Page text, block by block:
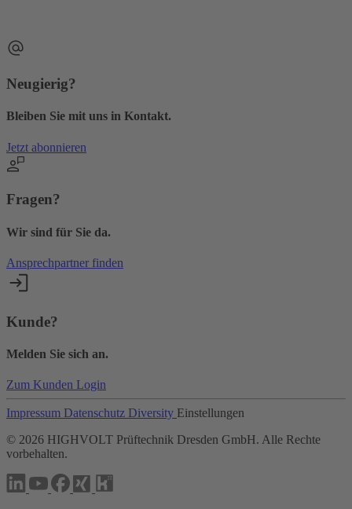
Neugierig?
Bleiben Sie mit uns in Kontakt.
Jetzt abonnieren
Fragen?
Wir sind für Sie da.
Ansprechpartner finden
Kunde?
Melden Sie sich an.
Zum Kunden Login
Impressum Datenschutz Diversity Einstellungen
© 2026 HIGHVOLT Prüftechnik Dresden GmbH. Alle Rechte
vorbehalten.